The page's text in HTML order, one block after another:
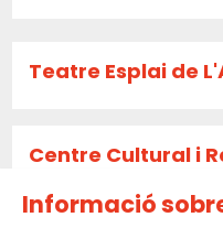
Teatre Esplai de
Centre Cultural i
Informació